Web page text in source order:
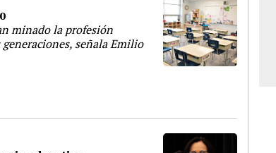
minado la profesión
señala Emilio